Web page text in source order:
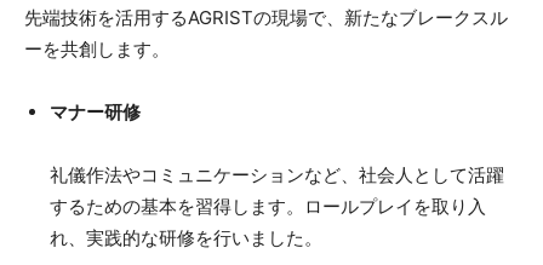
先端技術を活用するAGRISTの現場で、新たなブレークスル
ーを共創します。
マナー研修
礼儀作法やコミュニケーションなど、社会人として活躍
するための基本を習得します。ロールプレイを取り入
れ、実践的な研修を行いました。